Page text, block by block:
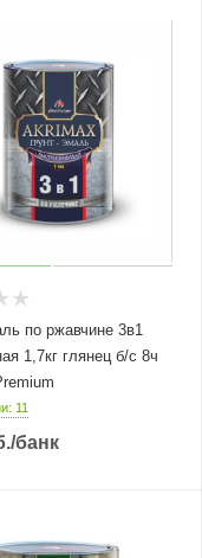
по ржавчине 3в1
1,7кг глянец б/с 8ч
11
/банк